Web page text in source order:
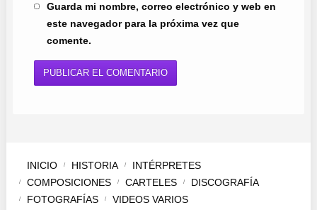
Guarda mi nombre, correo electrónico y web en
este navegador para la próxima vez que
comente.
INICIO HISTORIA
INTÉRPRETES
COMPOSICIONES
CARTELES
DISCOGRAFÍA
FOTOGRAFÍAS
VIDEOS VARIOS